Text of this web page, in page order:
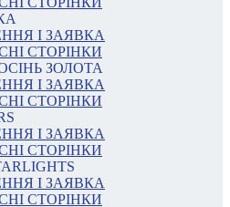
І ЗАЯВКА
СТОРІНКИ
ЗОЛОТА
І ЗАЯВКА
СТОРІНКИ
І ЗАЯВКА
СТОРІНКИ
І ЗАЯВКА
СТОРІНКИ